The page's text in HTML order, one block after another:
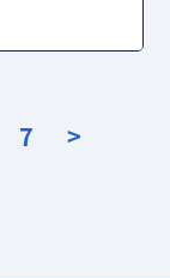
7 >